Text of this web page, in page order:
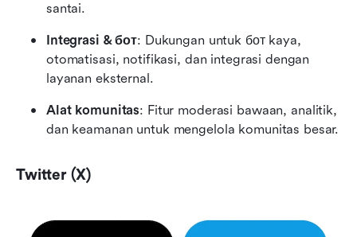
santai.
Integrasi & бот: Dukungan untuk бот kaya,
otomatisasi, notifikasi, dan integrasi dengan
layanan eksternal.
Alat komunitas: Fitur moderasi bawaan, analitik,
dan keamanan untuk mengelola komunitas besar.
Twitter (X)